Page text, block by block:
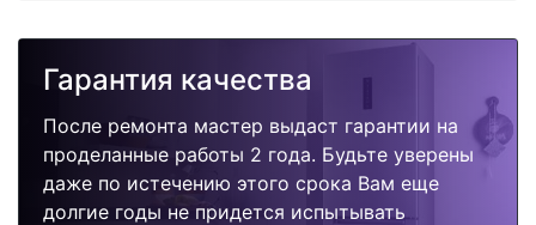
Гарантия качества
После ремонта мастер выдаст гарантии на
проделанные работы 2 года. Будьте уверены
даже по истечению этого срока Вам еще
долгие годы не придется испытывать